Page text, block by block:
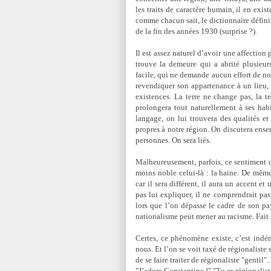
les traits de caractère humain, il en
comme chacun sait, le dictionnaire
de la fin des années 1930 (surprise ?).
Il est assez naturel d’avoir une
trouve la demeure qui a abrité
facile, qui ne demande aucun effort de
revendiquer son appartenance à un
existences. La terre ne change pas, la
prolongera tout naturellement à ses
langage, on lui trouvera des qualités
propres à notre région. On discutera
personnes. On sera liés.
Malheureusement, parfois, ce sentiment
moins noble celui-là : la haine. De
car il sera différent, il aura un accent et
pas lui expliquer, il ne comprendrait
lors que l’on dépasse le cadre de son
nationalisme peut mener au racisme.
Certes, ce phénomène existe, c’est
nous. Et l’on se voit taxé de régionaliste
de se faire traiter de régionaliste